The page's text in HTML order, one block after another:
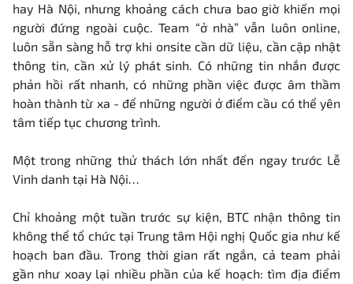
hay Hà Nội, nhưng khoảng cách chưa bao giờ khiến mọi
người đứng ngoài cuộc. Team “ở nhà” vẫn luôn online,
luôn sẵn sàng hỗ trợ khi onsite cần dữ liệu, cần cập nhật
thông tin, cần xử lý phát sinh. Có những tin nhắn được
phản hồi rất nhanh, có những phần việc được âm thầm
hoàn thành từ xa - để những người ở điểm cầu có thể yên
tâm tiếp tục chương trình.
Một trong những thử thách lớn nhất đến ngay trước Lễ
Vinh danh tại Hà Nội…
Chỉ khoảng một tuần trước sự kiện, BTC nhận thông tin
không thể tổ chức tại Trung tâm Hội nghị Quốc gia như kế
hoạch ban đầu. Trong thời gian rất ngắn, cả team phải
gần như xoay lại nhiều phần của kế hoạch: tìm địa điểm